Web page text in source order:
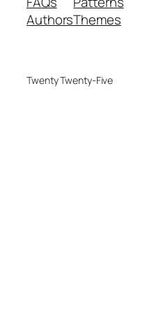
AuthorsThemes
Twenty Twenty-Five